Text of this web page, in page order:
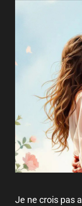
Je ne crois pas